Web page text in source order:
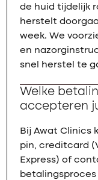
de huid tijdelijk
herstelt
week. We
en
snel herstel te
Welke
accepteren
Bij Awat Clinics
pin, creditcard
Express) of